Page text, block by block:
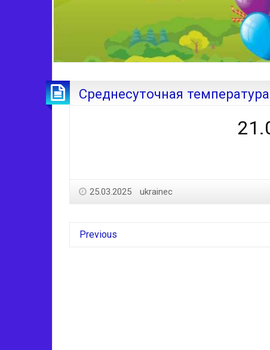
Среднесуточная
25.03.2025 ukrainec
Previous